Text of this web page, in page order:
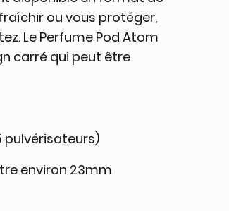
ou vous protéger,
Le Perfume Pod Atom
carré qui peut être
pulvérisateurs)
environ 23mm